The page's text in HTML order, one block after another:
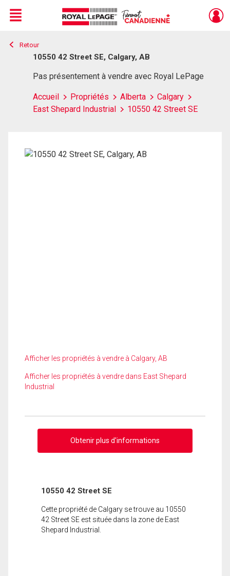
Live
En Direct
Menu
Retour
10550 42 Street SE, Calgary, AB
Pas présentement à vendre avec Royal LePage
Accueil Propriétés Alberta
Calgary
East Shepard Industrial
10550 42 Street SE
Afficher les propriétés à vendre à Calgary, AB
Afficher les propriétés à vendre dans East Shepard
Industrial
Obtenir plus d'informations
10550 42 Street SE
Cette propriété de Calgary se trouve au 10550
42 Street SE est située dans la zone de East
Shepard Industrial.